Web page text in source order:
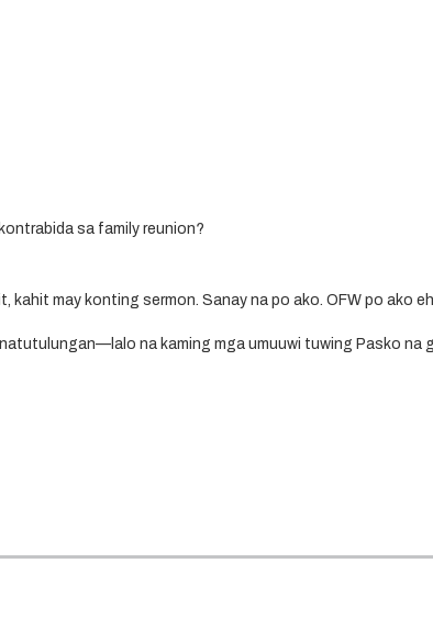
sa family reunion?
may konting sermon. Sanay na po ako. OFW po ako
natutulungan—lalo na kaming mga umuuwi tuwing Pasko